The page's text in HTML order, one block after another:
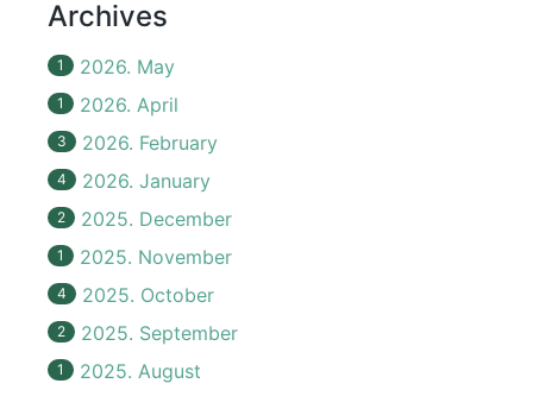
Archives
1 2026. May
1 2026. April
3 2026. February
4 2026. January
2 2025. December
1 2025. November
4 2025. October
2 2025. September
1 2025. August